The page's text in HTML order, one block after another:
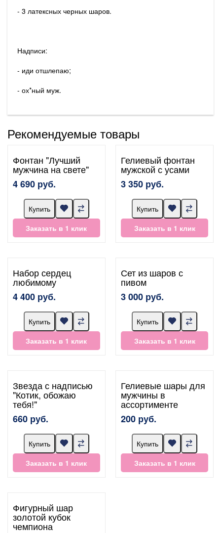
- 3 латексных черных шаров.
Надписи:
- иди отшлепаю;
- ох*ный муж.
Рекомендуемые товары
Фонтан "Лучший
мужчина на свете"
4 690 руб.
Купить
Заказать в 1 клик
Гелиевый фонтан
мужской с усами
3 350 руб.
Купить
Заказать в 1 клик
Набор сердец
любимому
4 400 руб.
Купить
Заказать в 1 клик
Сет из шаров с
пивом
3 000 руб.
Купить
Заказать в 1 клик
Звезда с надписью
"Котик, обожаю
тебя!"
660 руб.
Купить
Заказать в 1 клик
Гелиевые шары для
мужчины в
ассортименте
200 руб.
Купить
Заказать в 1 клик
Фигурный шар
золотой кубок
чемпиона